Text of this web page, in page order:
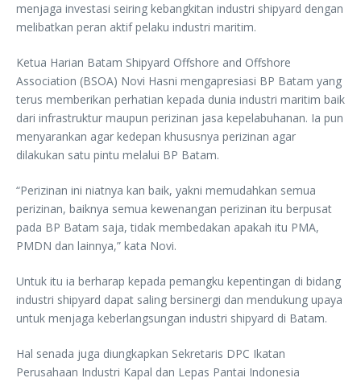
menjaga investasi seiring kebangkitan industri shipyard dengan
melibatkan peran aktif pelaku industri maritim.
Ketua Harian Batam Shipyard Offshore and Offshore
Association (BSOA) Novi Hasni mengapresiasi BP Batam yang
terus memberikan perhatian kepada dunia industri maritim baik
dari infrastruktur maupun perizinan jasa kepelabuhanan. Ia pun
menyarankan agar kedepan khususnya perizinan agar
dilakukan satu pintu melalui BP Batam.
“Perizinan ini niatnya kan baik, yakni memudahkan semua
perizinan, baiknya semua kewenangan perizinan itu berpusat
pada BP Batam saja, tidak membedakan apakah itu PMA,
PMDN dan lainnya,” kata Novi.
Untuk itu ia berharap kepada pemangku kepentingan di bidang
industri shipyard dapat saling bersinergi dan mendukung upaya
untuk menjaga keberlangsungan industri shipyard di Batam.
Hal senada juga diungkapkan Sekretaris DPC Ikatan
Perusahaan Industri Kapal dan Lepas Pantai Indonesia